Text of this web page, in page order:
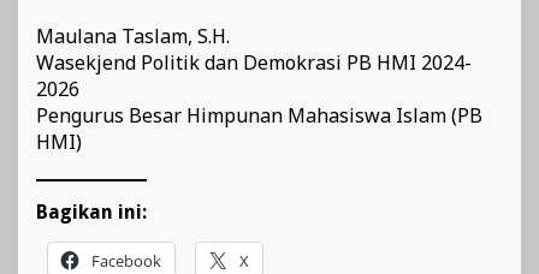
Maulana Taslam, S.H.
Wasekjend Politik dan Demokrasi PB HMI 2024-
2026
Pengurus Besar Himpunan Mahasiswa Islam (PB
HMI)
Bagikan ini:
Facebook X